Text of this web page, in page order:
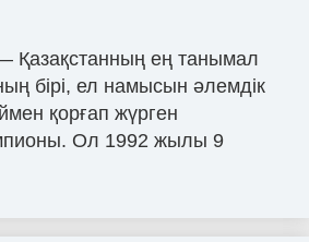
Қазақстанның ең танымал
бірі, ел намысын әлемдік
қорғап жүрген
Ол 1992 жылы 9